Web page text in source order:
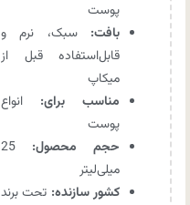
پوست
بافت: سبک، نرم و
قابل‌استفاده قبل از
میکاپ
مناسب برای: انواع
پوست
حجم محصول:
25
میلی‌لیتر
کشور سازنده: تحت برند